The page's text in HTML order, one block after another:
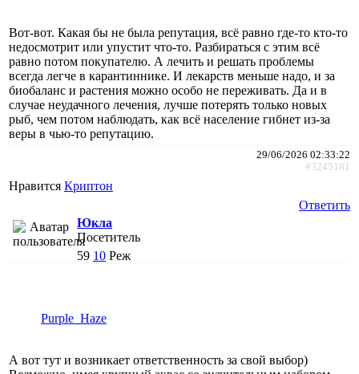
Вот-вот. Какая бы не была репутация, всё равно где-то кто-то
недосмотрит или упустит что-то. Разбираться с этим всё
равно потом покупателю. А лечить и решать проблемы
всегда легче в карантиннике. И лекарств меньше надо, и за
биобаланс и растения можно особо не переживать. Да и в
случае неудачного лечения, лучше потерять только новых
рыб, чем потом наблюдать, как всё население гибнет из-за
веры в чью-то репутацию.
29/06/2026 02:33:22
#3245181
Нравится Криптон
Ответить
Юкла
Посетитель
59 10 Реж
Purple_Haze
А вот тут и возникает ответственность за свой выбор)